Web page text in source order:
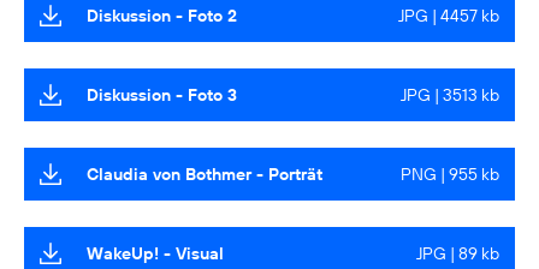
Diskussion - Foto 2 JPG | 4457 kb
Diskussion - Foto 3 JPG | 3513 kb
Claudia von Bothmer - Porträt PNG | 955 kb
WakeUp! - Visual JPG | 89 kb